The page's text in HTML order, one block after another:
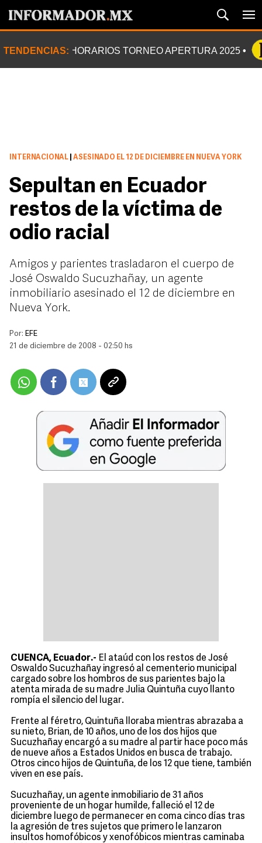
TENDENCIAS: HORARIOS TORNEO APERTURA 2025
INTERNACIONAL ASESINADO EL 12 DE DICIEMBRE EN NUEVA YORK
Sepultan en Ecuador
restos de la víctima de
odio racial
Amigos y parientes trasladaron el cuerpo de
José Oswaldo Sucuzhañay, un agente
inmobiliario asesinado el 12 de diciembre en
Nueva York.
Por: EFE
21 de diciembre de 2008 - 02:50 hs
CUENCA, Ecuador.- El ataúd con los restos de José
Oswaldo Sucuzhañay ingresó al cementerio municipal
cargado sobre los hombros de sus parientes bajo la
atenta mirada de su madre Julia Quintuña cuyo llanto
rompía el silencio del lugar.
Frente al féretro, Quintuña lloraba mientras abrazaba a
su nieto, Brian, de 10 años, uno de los dos hijos que
Sucuzhañay encargó a su madre al partir hace poco más
de nueve años a Estados Unidos en busca de trabajo.
Otros cinco hijos de Quintuña, de los 12 que tiene, también
viven en ese país.
Sucuzhañay, un agente inmobiliario de 31 años
proveniente de un hogar humilde, falleció el 12 de
diciembre luego de permanecer en coma cinco días tras
la agresión de tres sujetos que primero le lanzaron
insultos homofóbicos y xenofóbicos mientras caminaba